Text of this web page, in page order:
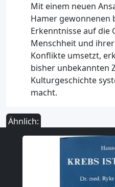
Mit einem neuen
Hamer gewonnenen
Erkenntnisse auf die
Menschheit und
Konflikte umsetzt,
bisher unbekannten
Kulturgeschichte
macht.
Ähnlich: